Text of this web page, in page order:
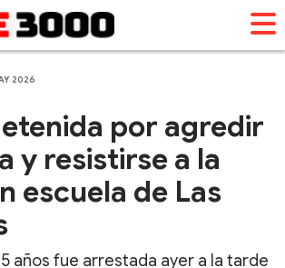
2026
por agredir
y resistirse a la
escuela de Las
años fue arrestada ayer a la tarde